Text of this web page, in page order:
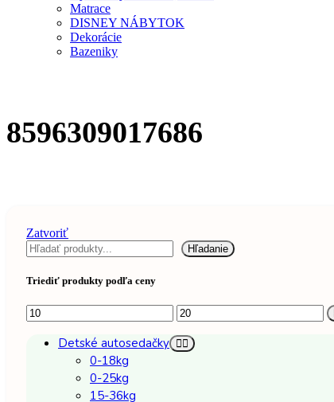
Matrace
DISNEY NÁBYTOK
Dekorácie
Bazeniky
8596309017686
Zatvoriť
Hľadať
Hľadanie
Triediť produkty podľa ceny
Minimálna
cena
Maximálna
cena
Detské autosedačky
0-18kg
0-25kg
15-36kg